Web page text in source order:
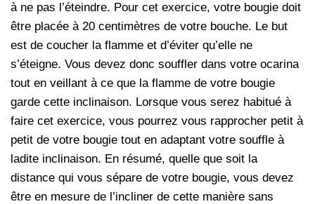
à ne pas l’éteindre. Pour cet exercice, votre bougie doit
être placée à 20 centimètres de votre bouche. Le but
est de coucher la flamme et d’éviter qu’elle ne
s’éteigne. Vous devez donc souffler dans votre ocarina
tout en veillant à ce que la flamme de votre bougie
garde cette inclinaison. Lorsque vous serez habitué à
faire cet exercice, vous pourrez vous rapprocher petit à
petit de votre bougie tout en adaptant votre souffle à
ladite inclinaison. En résumé, quelle que soit la
distance qui vous sépare de votre bougie, vous devez
être en mesure de l’incliner de cette manière sans